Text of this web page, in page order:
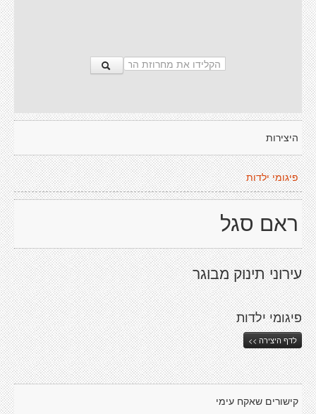
היצירות
פיגומי ילדות
ראם סגל
עירוני תינוק מבוגר
פיגומי ילדות
לדף היצירה >>
קישורים שאקח עימי